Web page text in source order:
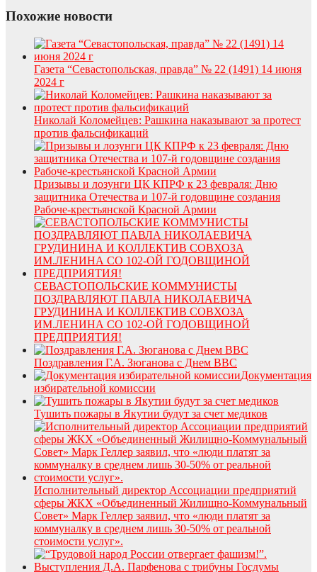
Похожие новости
Газета “Севастопольская, правда” № 22 (1491) 14 июня
2024 г
Николай Коломейцев: Рашкина наказывают за протест
против фальсификаций
Призывы и лозунги ЦК КПРФ к 23 февраля: Дню
защитника Отечества и 107-й годовщине создания
Рабоче-крестьянской Красной Армии
СЕВАСТОПОЛЬСКИЕ КОММУНИСТЫ
ПОЗДРАВЛЯЮТ ПАВЛА НИКОЛАЕВИЧА
ГРУДИНИНА И КОЛЛЕКТИВ СОВХОЗА
ИМ.ЛЕНИНА СО 102-ОЙ ГОДОВЩИНОЙ
ПРЕДПРИЯТИЯ!
Поздравления Г.А. Зюганова с Днем ВВС
Документация
избирательной комиссии
Тушить пожары в Якутии будут за счет медиков
Исполнительный директор Ассоциации предприятий
сферы ЖКХ «Объединенный Жилищно-Коммунальный
Совет» Марк Геллер заявил, что «люди платят за
коммуналку в среднем лишь 30-50% от реальной
стоимости услуг».